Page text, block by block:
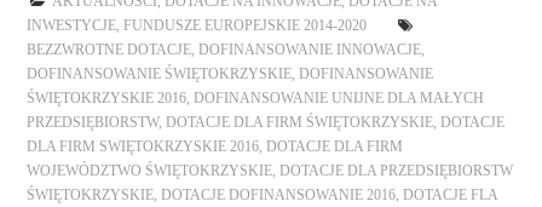
INWESTYCJE, FUNDUSZE EUROPEJSKIE 2014-2020
BEZZWROTNE DOTACJE,DOFINANSOWANIE INNOWACJE,
DOFINANSOWANIE ŚWIĘTOKRZYSKIE,DOFINANSOWANIE
ŚWIĘTOKRZYSKIE 2016,DOFINANSOWANIE UNIJNE DLA MAŁYCH
PRZEDSIĘBIORSTW,DOTACJE DLA FIRM ŚWIĘTOKRZYSKIE,DOTACJE
DLA FIRM SWIĘTOKRZYSKIE 2016,DOTACJE DLA FIRM
WOJEWÓDZTWO ŚWIĘTOKRZYSKIE,DOTACJE DLA PRZEDSIĘBIORSTW
ŚWIĘTOKRZYSKIE,DOTACJE DOFINANSOWANIE 2016,DOTACJE FLA